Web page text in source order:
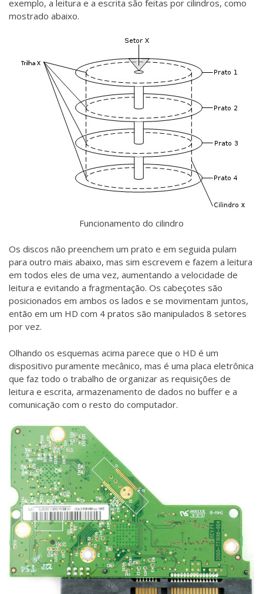
exemplo, a leitura e a escrita são feitas por cilindros, como
mostrado abaixo.
Funcionamento do cilindro
Os discos não preenchem um prato e em seguida pulam
para outro mais abaixo, mas sim escrevem e fazem a leitura
em todos eles de uma vez, aumentando a velocidade de
leitura e evitando a fragmentação. Os cabeçotes são
posicionados em ambos os lados e se movimentam juntos,
então em um HD com 4 pratos são manipulados 8 setores
por vez.
Olhando os esquemas acima parece que o HD é um
dispositivo puramente mecânico, mas é uma placa eletrônica
que faz todo o trabalho de organizar as requisições de
leitura e escrita, armazenamento de dados no buffer e a
comunicação com o resto do computador.